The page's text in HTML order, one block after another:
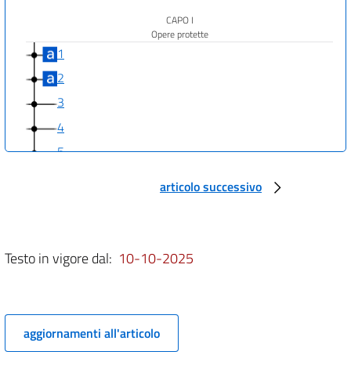
CAPO I
Opere protette
1
2
3
4
5
Soggetti del diritto
8
11
CAPO III
articolo successivo
Testo in vigore dal: 10-10-2025
aggiornamenti all'articolo